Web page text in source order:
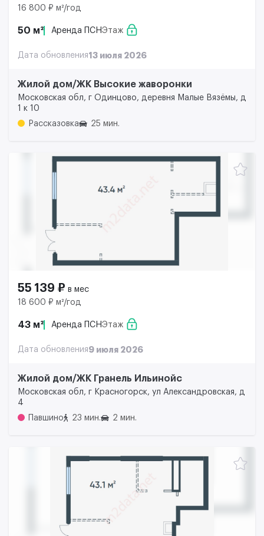
16 800 ₽ м²/год
50 м² Аренда ПСНЭтаж
Дата обновления13 июля 2026
Жилой дом/ЖК Высокие жаворонки
Московская обл, г Одинцово, деревня Малые Вязёмы, д
1 к 10
Рассказовка
25 мин.
55 139 ₽ в мес
18 600 ₽ м²/год
43 м² Аренда ПСНЭтаж
Дата обновления9 июля 2026
Жилой дом/ЖК Гранель Ильинойс
Московская обл, г Красногорск, ул Александровская, д
4
Павшино
23 мин. 2 мин.